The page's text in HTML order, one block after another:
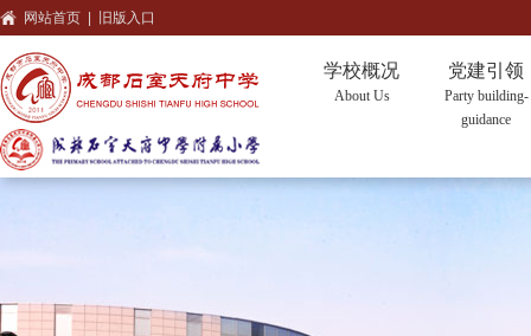
网站首页 旧版入口
学校概况
About Us
党建引领
Party building-
guidance